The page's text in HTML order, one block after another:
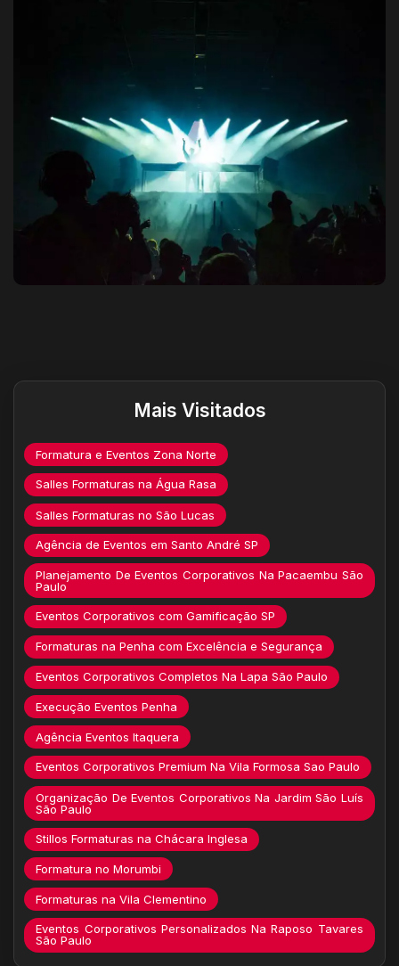
Mais Visitados
Formatura e Eventos Zona Norte
Salles Formaturas na Água Rasa
Salles Formaturas no São Lucas
Agência de Eventos em Santo André SP
Planejamento De Eventos Corporativos Na Pacaembu São
Paulo
Eventos Corporativos com Gamificação SP
Formaturas na Penha com Excelência e Segurança
Eventos Corporativos Completos Na Lapa São Paulo
Execução Eventos Penha
Agência Eventos Itaquera
Eventos Corporativos Premium Na Vila Formosa Sao Paulo
Organização De Eventos Corporativos Na Jardim São Luís
São Paulo
Stillos Formaturas na Chácara Inglesa
Formatura no Morumbi
Formaturas na Vila Clementino
Eventos Corporativos Personalizados Na Raposo Tavares
São Paulo